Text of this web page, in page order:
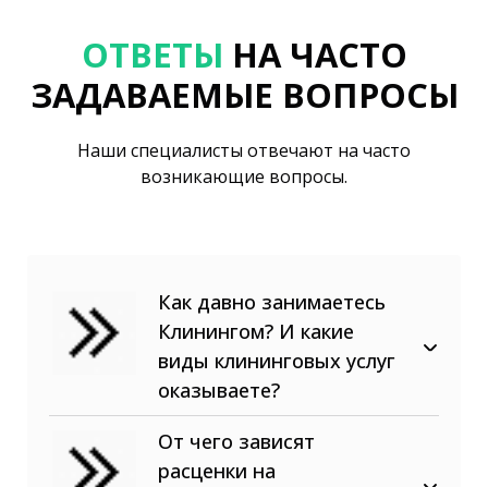
ОТВЕТЫ НА ЧАСТО
ЗАДАВАЕМЫЕ ВОПРОСЫ
Наши специалисты отвечают на часто
возникающие вопросы.
Как давно занимаетесь
Клинингом? И какие
виды клининговых услуг
оказываете?
В сфере клининговых услуг
наша компания с 2013 года! Мы
предоставляем, как разовые
От чего зависят
расценки на